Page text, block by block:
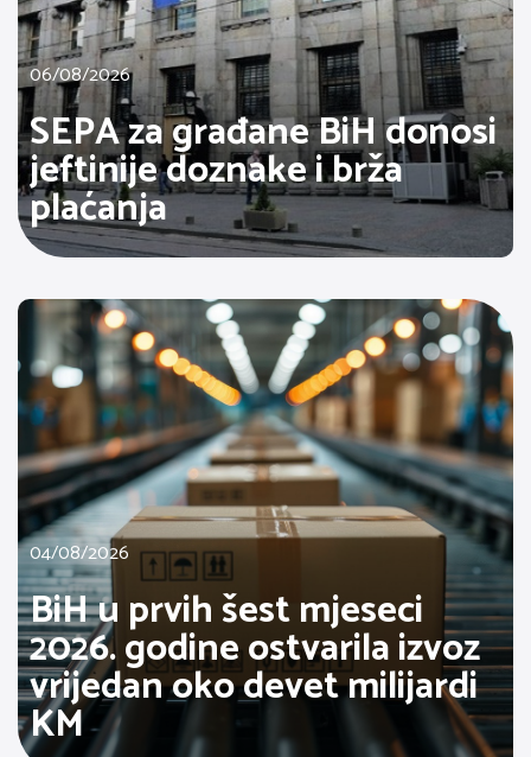
06/08/2026
SEPA za građane BiH donosi
jeftinije doznake i brža
plaćanja
04/08/2026
BiH u prvih šest mjeseci
2026. godine ostvarila izvoz
vrijedan oko devet milijardi
KM